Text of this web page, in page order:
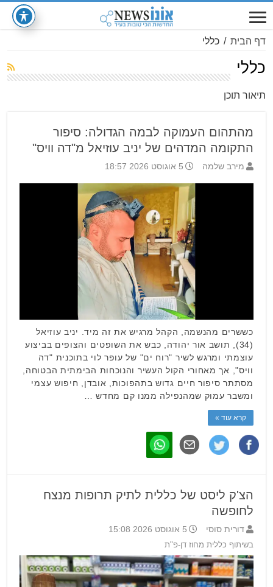
דף הבית / כללי
כללי
תיאור תוכן
מהתהום העמוקה לבמה הגדולה: סיפור
התקומה המדהים של יניב עוזיאל מ"דה וויס"
מירב שלמה 5 אוגוסט 2026 18:57
כששרים מהנשמה, הקהל מרגיש את זה מיד. יניב עוזיאל
(34), תושב אור יהודה, כבש את השופטים והצופים בביצוע
עוצמתי ומרגש לשיר "רוח ים" של עופר לוי בתוכנית "דה
וויס", אך מאחורי הקול העשיר והנוכחות הבימתית הבטוחה,
מסתתר סיפור חיים גדוש בתהפוכות, אובדן, חיפוש עצמי
ומשבר עמוק שמהנפילה ממנו קם מחדש …
קרא עוד »
הצ'ק ליסט של כללית לתיק תרופות מנצח
לחופשה
דורית סוסי
5 אוגוסט 2026 15:08
בשיתוף כללית מחוז דן-פ"ת